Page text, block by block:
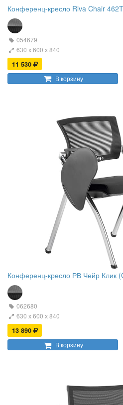
Конференц-кресло Riva Chair
054679
630 х 600 х 840
11 530
В корзину
Конференц-кресло РВ Чейр Клик
062680
630 х 600 х 840
13 890
В корзину